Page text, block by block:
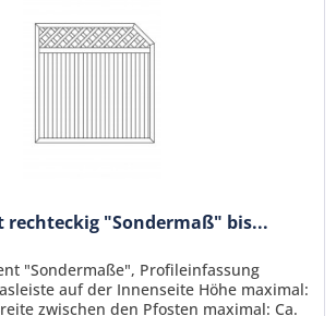
rechteckig "Sondermaß" bis...
"Sondermaße", Profileinfassung
auf der Innenseite Höhe maximal:
zwischen den Pfosten maximal: Ca.